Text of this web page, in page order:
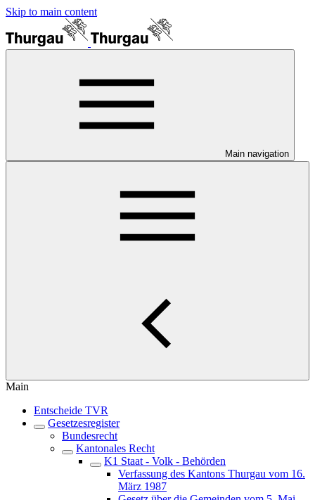
Skip to main content
Main navigation
Main
Entscheide TVR
Gesetzesregister
Bundesrecht
Kantonales Recht
K1 Staat - Volk - Behörden
Verfassung des Kantons Thurgau vom 16.
März 1987